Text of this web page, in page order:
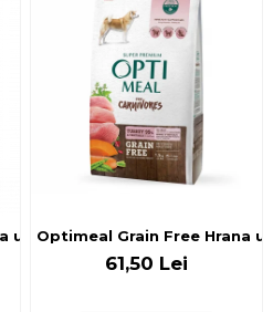
uscata caini de toate rasele -
Optimeal Grain Free Hrana
61,50 Lei